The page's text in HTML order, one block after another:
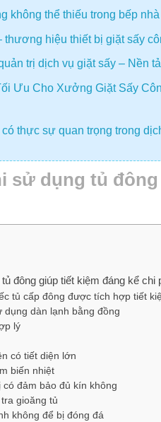
không thể thiếu trong bếp
thương hiệu thiết bị giặt sấy
trị dịch vụ giặt sấy – Nền
Ưu Cho Xưởng Giặt Sấy
thực sự quan trọng trong
sử dụng tủ
đông giúp tiết kiệm đáng kể chi
tủ cấp đông được tích hợp tiết
dụng dàn lạnh bằng đồng
lý
có tiết diện lớn
biến nhiệt
có đảm bảo đủ kín không
gioăng tủ
không để bị đóng đá